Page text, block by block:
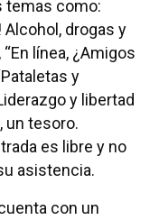
temas como:
Alcohol, drogas y
línea, ¿Amigos
y
y libertad
un tesoro.
es libre y no
asistencia.
con un